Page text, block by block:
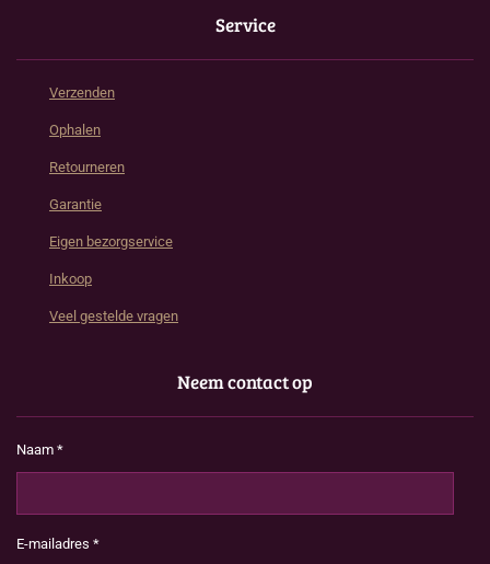
Service
Verzenden
Ophalen
Retourneren
Garantie
Eigen bezorgservice
Inkoop
Veel gestelde vragen
Neem contact op
Naam *
E-mailadres *